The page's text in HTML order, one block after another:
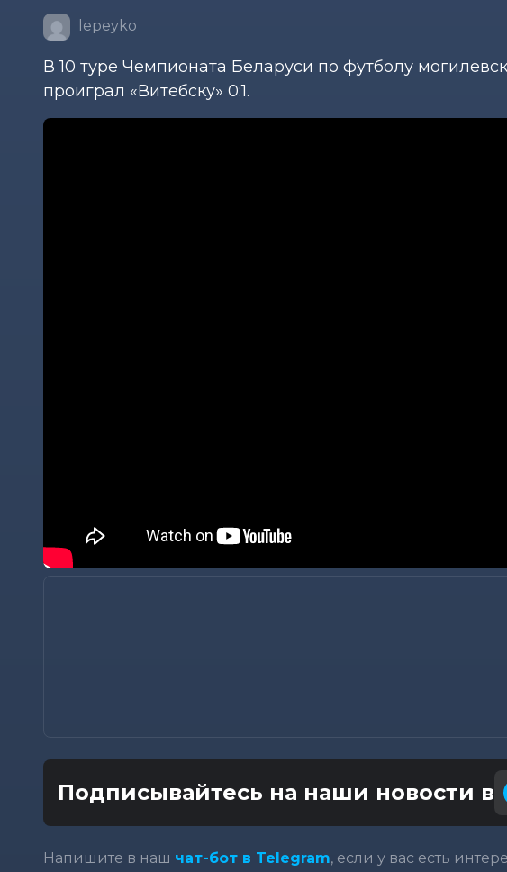
lepeyko
В 10 туре Чемпионата Беларуси по футболу
проиграл «Витебску» 0:1.
Подписывайтесь на наши новости в
Напишите в наш чат-бот в Telegram, если у вас есть